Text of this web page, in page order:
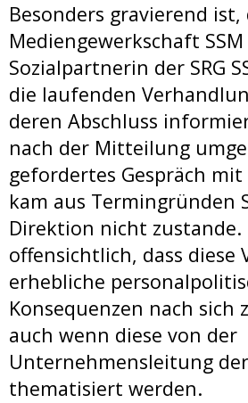
Besonders gravierend ist,
Mediengewerkschaft SSM
Sozialpartnerin der SRG
die laufenden
deren Abschluss
nach der Mitteilung
gefordertes Gespräch
kam aus Termingründen
Direktion nicht zustande.
offensichtlich, dass diese
erhebliche
Konsequenzen nach sich
auch wenn diese von der
Unternehmensleitung
thematisiert werden.